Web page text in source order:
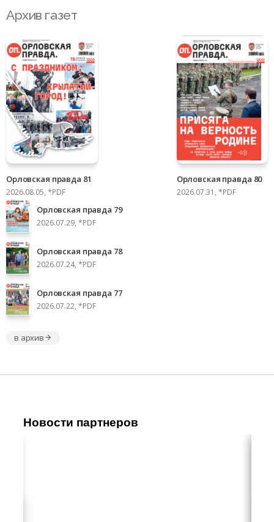
Архив газет
Орловская правда 81
2026.08.05, *PDF
Орловская правда 80
2026.07.31, *PDF
Орловская правда 79
2026.07.29, *PDF
Орловская правда 78
2026.07.24, *PDF
Орловская правда 77
2026.07.22, *PDF
в архив
Новости партнеров